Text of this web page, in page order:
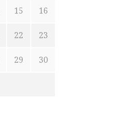
15 16
22 23
29 30